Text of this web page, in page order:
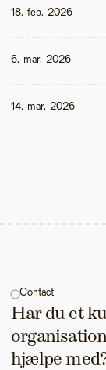
18. feb. 2026
6. mar. 2026
14. mar. 2026
Contact
Har du et
hjælpe